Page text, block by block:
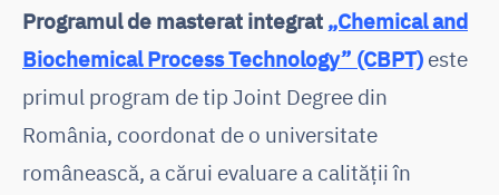
Programul de masterat integrat „Chemical and
Biochemical Process Technology” (CBPT) este
primul program de tip Joint Degree din
România, coordonat de o universitate
românească, a cărui evaluare a calității în